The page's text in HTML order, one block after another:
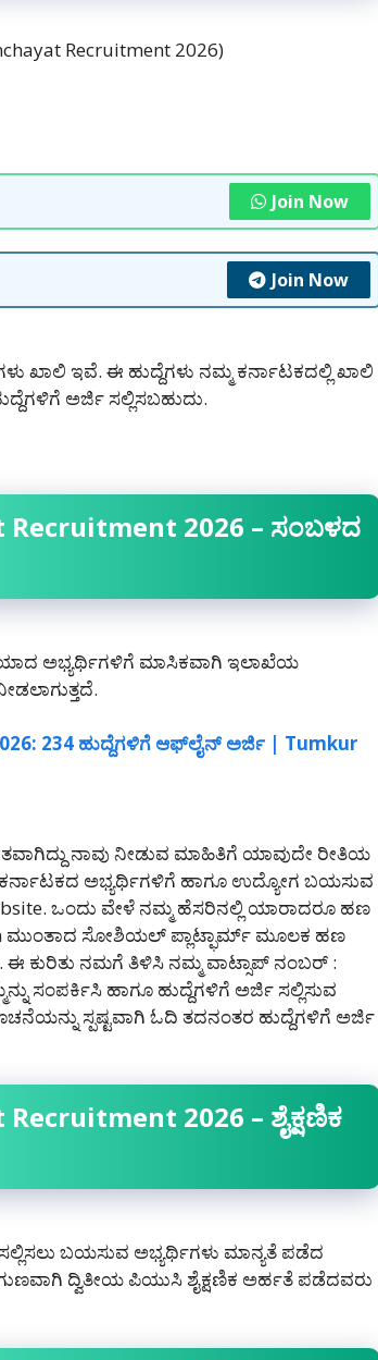
Recruitment 2026)
Join Now
Join Now
ಖಾಲಿ ಇವೆ. ಈ ಹುದ್ದೆಗಳು ನಮ್ಮ ಕರ್ನಾಟಕದಲ್ಲಿ ‌ಖಾಲಿ
ಅರ್ಜಿ ಸಲ್ಲಿಸಬಹುದು.
Recruitment 2026 – ಸಂಬಳದ
ಅಭ್ಯರ್ಥಿಗಳಿಗೆ ಮಾಸಿಕವಾಗಿ ಇಲಾಖೆಯ
234 ಹುದ್ದೆಗಳಿಗೆ ಆಫ್‌ಲೈನ್ ಅರ್ಜಿ | Tumkur
ನಾವು ನೀಡುವ ಮಾಹಿತಿಗೆ ಯಾವುದೇ ರೀತಿಯ
ಕರ್ನಾಟಕದ ಅಭ್ಯರ್ಥಿಗಳಿಗೆ ಹಾಗೂ ಉದ್ಯೋಗ ಬಯಸುವ
ಒಂದು ವೇಳೆ ನಮ್ಮ ಹೆಸರಿನಲ್ಲಿ ಯಾರಾದರೂ ಹಣ
ಮುಂತಾದ ಸೋಶಿಯಲ್ ಪ್ಲಾಟ್ಫಾರ್ಮ್ ಮೂಲಕ ಹಣ
ಕುರಿತು ನಮಗೆ ತಿಳಿಸಿ ನಮ್ಮ ವಾಟ್ಸಾಪ್ ನಂಬರ್ :
ಸಂಪರ್ಕಿಸಿ ಹಾಗೂ ಹುದ್ದೆಗಳಿಗೆ ಅರ್ಜಿ ಸಲ್ಲಿಸುವ
ಸ್ಪಷ್ಟವಾಗಿ ಓದಿ ತದನಂತರ ಹುದ್ದೆಗಳಿಗೆ ಅರ್ಜಿ
2026 – ಶೈಕ್ಷಣಿಕ
ಬಯಸುವ ಅಭ್ಯರ್ಥಿಗಳು ಮಾನ್ಯತೆ ಪಡೆದ
ದ್ವಿತೀಯ ಪಿಯುಸಿ ಶೈಕ್ಷಣಿಕ ಅರ್ಹತೆ ಪಡೆದವರು